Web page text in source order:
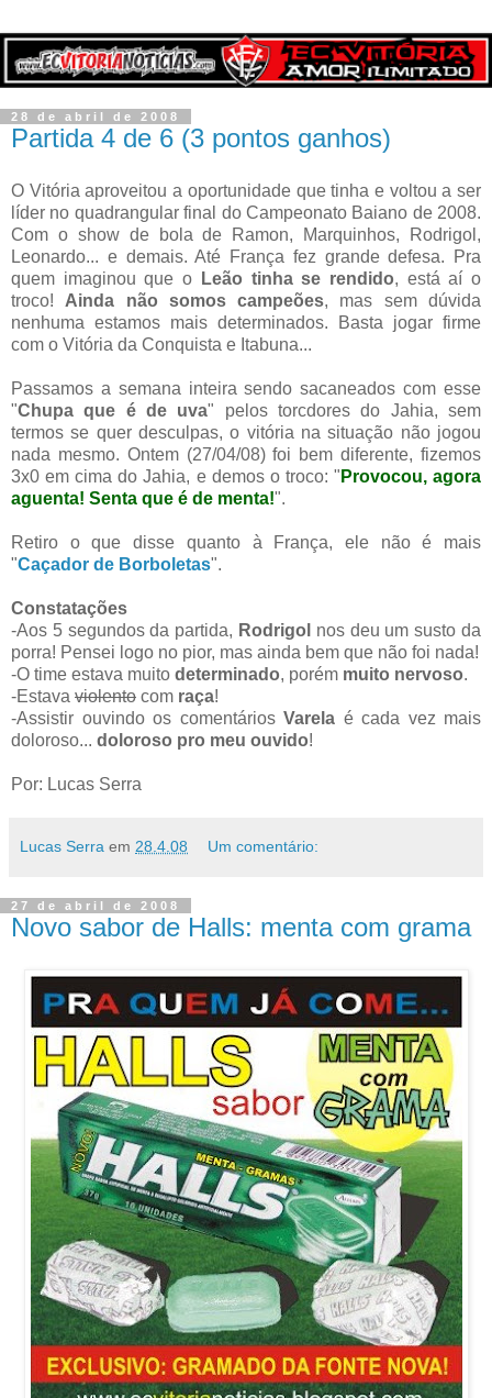
28 de abril de 2008
Partida 4 de 6 (3 pontos ganhos)
O Vitória aproveitou a oportunidade que tinha e voltou a ser
líder no quadrangular final do Campeonato Baiano de 2008.
Com o show de bola de Ramon, Marquinhos, Rodrigol,
Leonardo... e demais. Até França fez grande defesa. Pra
quem imaginou que o
Leão tinha se rendido, está aí o
troco! Ainda não somos campeões, mas sem dúvida
nenhuma estamos mais determinados. Basta jogar firme
com o Vitória da Conquista e Itabuna...
Passamos a semana inteira sendo sacaneados com esse
"Chupa que é de uva" pelos torcdores do Jahia, sem
termos se quer desculpas, o vitória na situação não jogou
nada mesmo. Ontem (27/04/08) foi bem diferente, fizemos
3x0 em cima do Jahia, e demos o troco: " Provocou, agora
aguenta! Senta que é de menta!".
Retiro o que disse quanto à França, ele não é mais
"Caçador de Borboletas".
Constatações
-Aos 5 segundos da partida, Rodrigol
nos deu um susto da
porra! Pensei logo no pior, mas ainda bem que não foi nada!
-O time estava muito determinado, porém muito nervoso.
-Estava violento com raça!
-Assistir ouvindo os comentários Varela é cada vez mais
doloroso... doloroso pro meu ouvido!
Por: Lucas Serra
Lucas Serra em 28.4.08 Um comentário:
27 de abril de 2008
Novo sabor de Halls: menta com grama